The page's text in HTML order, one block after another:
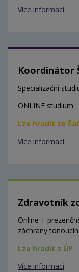
Více informací
Koordinátor
Specializační
ONLINE studium
Lze hradit ze
Více informací
Zdravotník
Online +
záchrany
Lze hradit z ÚP
Více informací